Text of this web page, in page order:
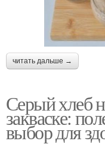
читать дальше →
Серый хлеб
закваске:
выбор для